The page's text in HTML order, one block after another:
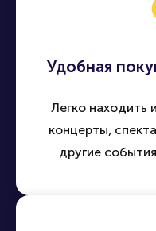
Удобная
Легко находить
концерты,
другие